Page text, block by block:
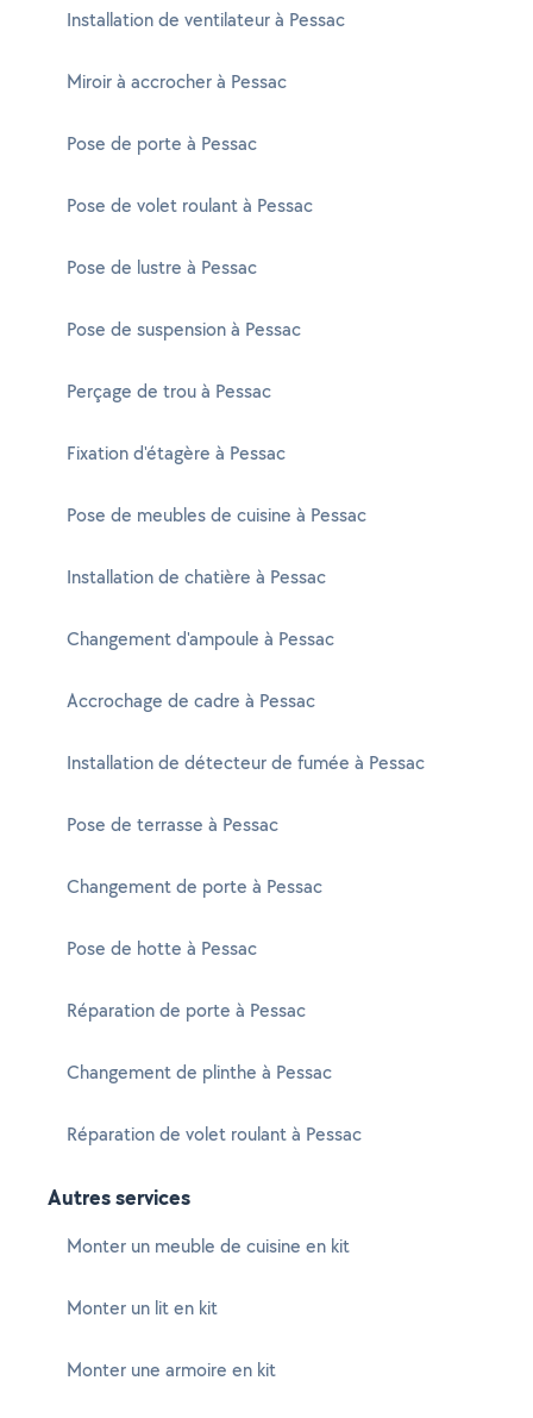
Installation de ventilateur à Pessac
Miroir à accrocher à Pessac
Pose de porte à Pessac
Pose de volet roulant à Pessac
Pose de lustre à Pessac
Pose de suspension à Pessac
Perçage de trou à Pessac
Fixation d'étagère à Pessac
Pose de meubles de cuisine à Pessac
Installation de chatière à Pessac
Changement d'ampoule à Pessac
Accrochage de cadre à Pessac
Installation de détecteur de fumée à Pessac
Pose de terrasse à Pessac
Changement de porte à Pessac
Pose de hotte à Pessac
Réparation de porte à Pessac
Changement de plinthe à Pessac
Réparation de volet roulant à Pessac
Autres services
Monter un meuble de cuisine en kit
Monter un lit en kit
Monter une armoire en kit